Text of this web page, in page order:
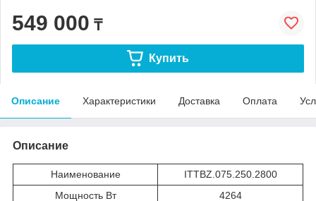
549 000 ₸
Купить
Описание Характеристики Доставка Оплата
Описание
Наименование
ITTBZ.075.250.2800
Мощность Вт
4264